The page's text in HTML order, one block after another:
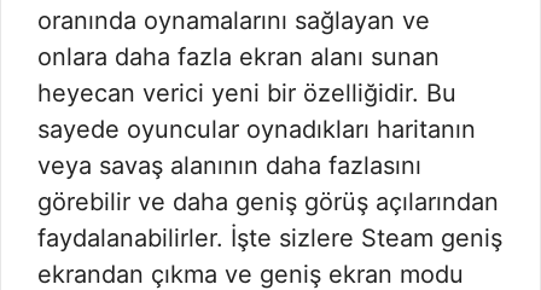
oranında oynamalarını sağlayan ve
onlara daha fazla ekran alanı sunan
heyecan verici yeni bir özelliğidir. Bu
sayede oyuncular oynadıkları haritanın
veya savaş alanının daha fazlasını
görebilir ve daha geniş görüş açılarından
faydalanabilirler. İşte sizlere Steam geniş
ekrandan çıkma ve geniş ekran modu